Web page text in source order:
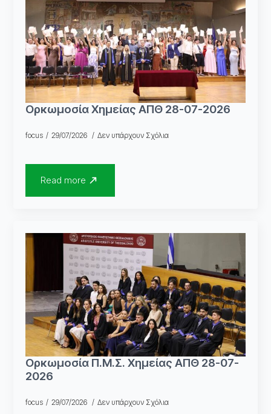
Ορκωμοσία Χημείας ΑΠΘ 28-07-2026
focus 29/07/2026 Δεν υπάρχουν Σχόλια
Read more
Ορκωμοσία Π.Μ.Σ. Χημείας ΑΠΘ 28-07-
2026
focus 29/07/2026 Δεν υπάρχουν Σχόλια